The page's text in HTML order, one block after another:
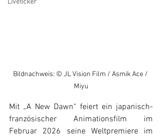
Liveticker
Bildnachweis: © JL Vision Film / Asmik Ace /
Miyu
Mit „A New Dawn“ feiert ein japanisch-
französischer Animationsfilm im
Februar 2026 seine Weltpremiere im